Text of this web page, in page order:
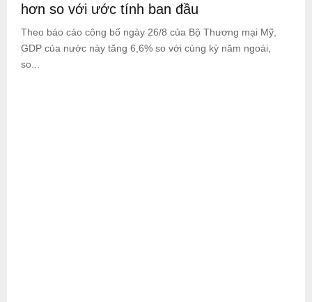
hơn so với ước tính ban đầu
Theo báo cáo công bố ngày 26/8 của Bộ Thương mại Mỹ,
GDP của nước này tăng 6,6% so với cùng kỳ năm ngoái,
so...